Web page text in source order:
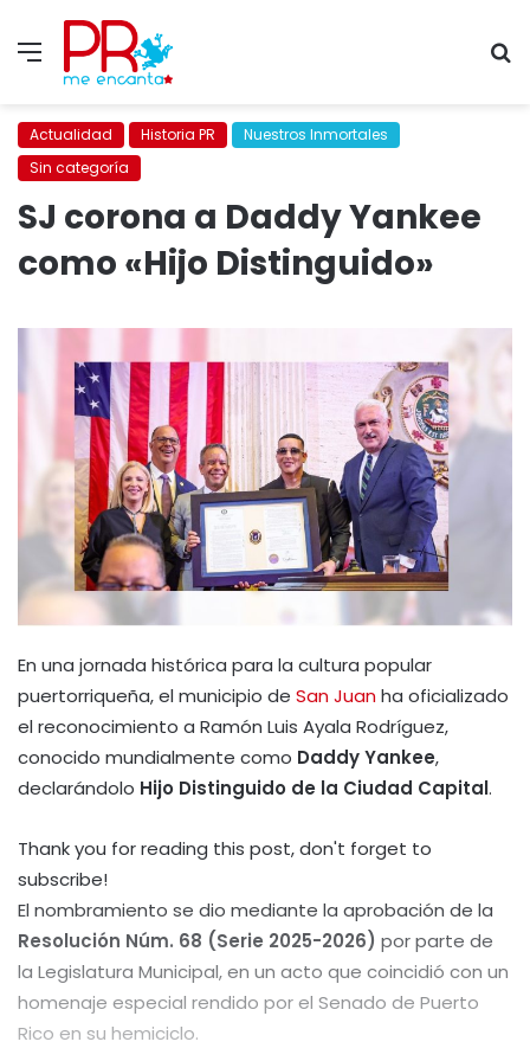
Menu
Actualidad Historia PR
Nuestros Inmortales
Sin categoría
SJ corona a Daddy Yankee
como «Hijo Distinguido»
En una jornada histórica para la cultura popular
puertorriqueña, el municipio de San Juan ha oficializado
el reconocimiento a Ramón Luis Ayala Rodríguez,
conocido mundialmente como Daddy Yankee,
declarándolo Hijo Distinguido de la Ciudad Capital.
Thank you for reading this post, don't forget to
subscribe!
El nombramiento se dio mediante la aprobación de la
Resolución Núm. 68 (Serie 2025-2026) por parte de
la Legislatura Municipal, en un acto que coincidió con un
homenaje especial rendido por el Senado de Puerto
Rico en su hemiciclo.